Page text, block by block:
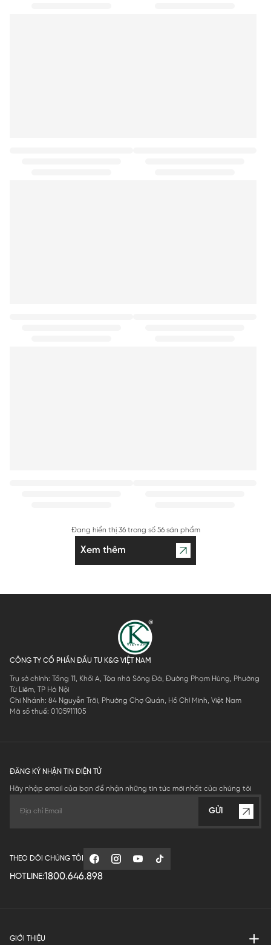
Đang hiển thị 36trong số 56 sản phẩm
Xem thêm
CÔNG TY CỔ PHẦN ĐẦU TƯ K&G VIỆT NAM
Trụ sở chính: Tầng 11, Khối A, Tòa nhà Sông Đà, Đường Phạm Hùng, Phường
Từ Liêm, TP Hà Nội
Chi Nhánh: 84 Nguyễn Trãi, Phường Chợ Quán, Hồ Chí Minh, Việt Nam
Mã số thuế: 0105911105
ĐĂNG KÝ NHẬN TIN ĐIỆN TỬ
Hãy nhập email của bạn để nhận những tin tức mới nhất của chúng tôi
GỬI
THEO DÕI CHÚNG TÔI
HOTLINE:1800.646.898
GIỚI THIỆU